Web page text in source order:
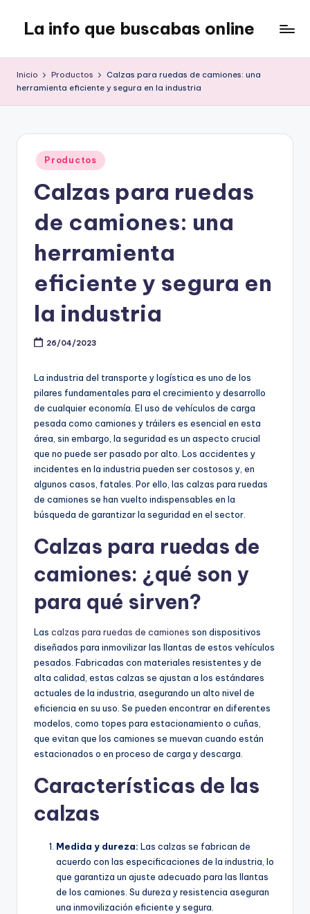
contenido
La info que buscabas online
para
Inicio Productos
Calzas para ruedas de camiones: una
herramienta eficiente y segura en la industria
Publicado
en
Productos
Calzas para ruedas
de camiones: una
herramienta
eficiente y segura en
la industria
26/04/2023
La industria del transporte y logística es uno de los
pilares fundamentales para el crecimiento y desarrollo
de cualquier economía. El uso de vehículos de carga
pesada como camiones y tráilers es esencial en esta
área, sin embargo, la seguridad es un aspecto crucial
que no puede ser pasado por alto. Los accidentes y
incidentes en la industria pueden ser costosos y, en
algunos casos, fatales. Por ello, las calzas para ruedas
de camiones se han vuelto indispensables en la
búsqueda de garantizar la seguridad en el sector.
Calzas para ruedas de
camiones: ¿qué son y
para qué sirven?
Las calzas para ruedas de camiones son dispositivos
diseñados para inmovilizar las llantas de estos vehículos
pesados. Fabricadas con materiales resistentes y de
alta calidad, estas calzas se ajustan a los estándares
actuales de la industria, asegurando un alto nivel de
eficiencia en su uso. Se pueden encontrar en diferentes
modelos, como topes para estacionamiento o cuñas,
que evitan que los camiones se muevan cuando están
estacionados o en proceso de carga y descarga.
Características de las
calzas
Medida y dureza: Las calzas se fabrican de
acuerdo con las especificaciones de la industria, lo
que garantiza un ajuste adecuado para las llantas
de los camiones. Su dureza y resistencia aseguran
una inmovilización eficiente y segura.